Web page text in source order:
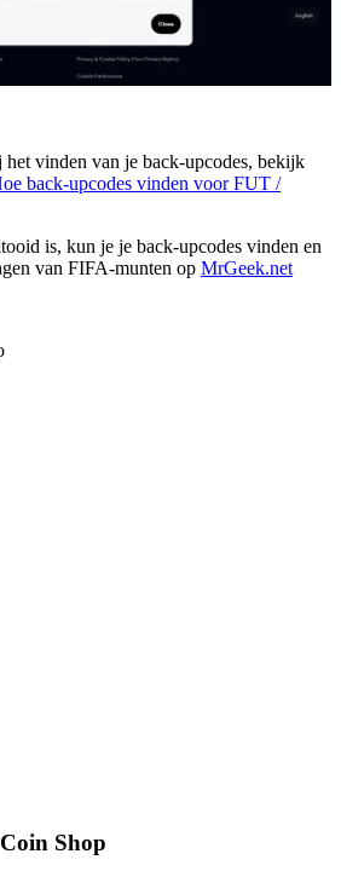
vinden van je back-upcodes, bekijk
back-upcodes vinden voor FUT /
is, kun je je back-upcodes vinden en
van FIFA-munten op MrGeek.net
Shop